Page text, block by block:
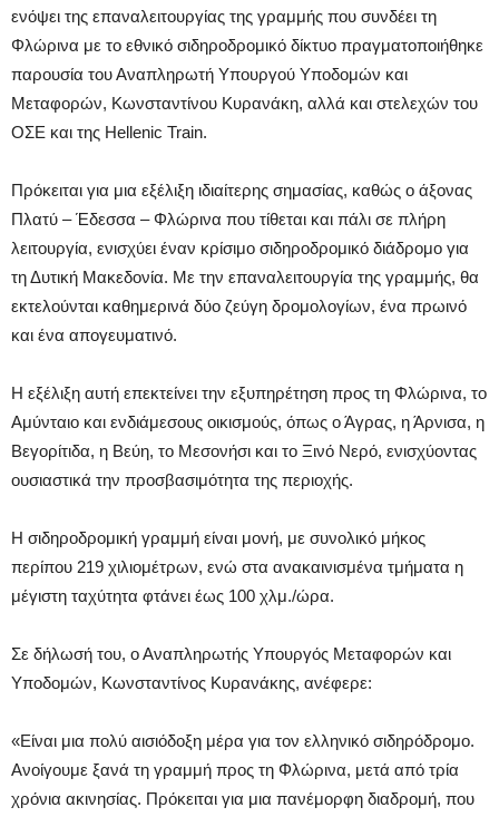
ενόψει της επαναλειτουργίας της γραμμής που συνδέει τη
Φλώρινα με το εθνικό σιδηροδρομικό δίκτυο πραγματοποιήθηκε
παρουσία του Αναπληρωτή Υπουργού Υποδομών και
Μεταφορών, Κωνσταντίνου Κυρανάκη, αλλά και στελεχών του
ΟΣΕ και της Hellenic Train.
Πρόκειται για μια εξέλιξη ιδιαίτερης σημασίας, καθώς ο άξονας
Πλατύ – Έδεσσα – Φλώρινα που τίθεται και πάλι σε πλήρη
λειτουργία, ενισχύει έναν κρίσιμο σιδηροδρομικό διάδρομο για
τη Δυτική Μακεδονία. Με την επαναλειτουργία της γραμμής, θα
εκτελούνται καθημερινά δύο ζεύγη δρομολογίων, ένα πρωινό
και ένα απογευματινό.
Η εξέλιξη αυτή επεκτείνει την εξυπηρέτηση προς τη Φλώρινα, το
Αμύνταιο και ενδιάμεσους οικισμούς, όπως ο Άγρας, η Άρνισα, η
Βεγορίτιδα, η Βεύη, το Μεσονήσι και το Ξινό Νερό, ενισχύοντας
ουσιαστικά την προσβασιμότητα της περιοχής.
Η σιδηροδρομική γραμμή είναι μονή, με συνολικό μήκος
περίπου 219 χιλιομέτρων, ενώ στα ανακαινισμένα τμήματα η
μέγιστη ταχύτητα φτάνει έως 100 χλμ./ώρα.
Σε δήλωσή του, ο Αναπληρωτής Υπουργός Μεταφορών και
Υποδομών, Κωνσταντίνος Κυρανάκης, ανέφερε:
«Είναι μια πολύ αισιόδοξη μέρα για τον ελληνικό σιδηρόδρομο.
Ανοίγουμε ξανά τη γραμμή προς τη Φλώρινα, μετά από τρία
χρόνια ακινησίας. Πρόκειται για μια πανέμορφη διαδρομή, που